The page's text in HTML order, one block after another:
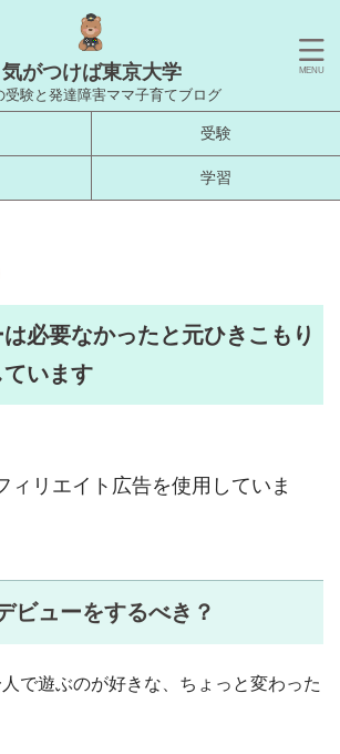
気がつけば東京大学
受験と発達障害ママ子育てブログ
受験
学習
必要なかったと元ひきこもり
います
ィリエイト広告を使用していま
ビューをするべき？
で遊ぶのが好きな、ちょっと変わった